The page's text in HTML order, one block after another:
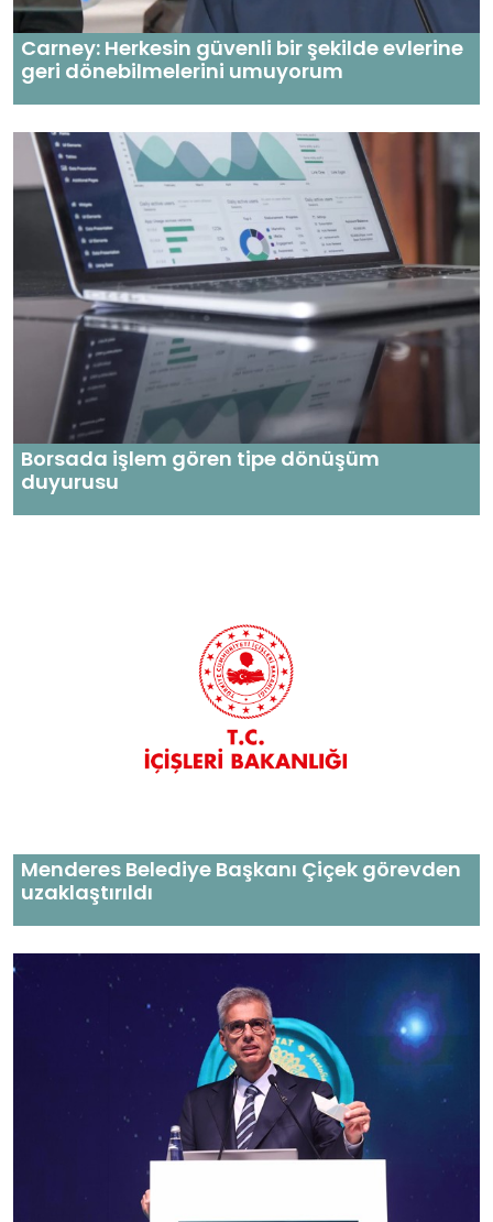
Carney: Herkesin güvenli bir şekilde evlerine
geri dönebilmelerini umuyorum
Borsada işlem gören tipe dönüşüm
duyurusu
Menderes Belediye Başkanı Çiçek görevden
uzaklaştırıldı